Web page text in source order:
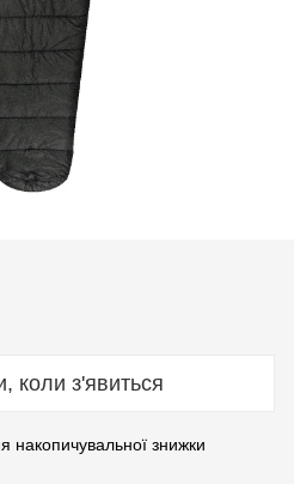
коли з'явиться
накопичувальної знижки